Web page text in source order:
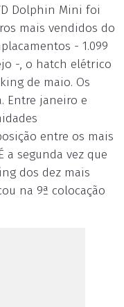
Dolphin Mini foi
mais vendidos do
- 1.099
-, o hatch elétrico
de maio. Os
Entre janeiro e
entre os mais
a segunda vez que
dos dez mais
na 9ª colocação